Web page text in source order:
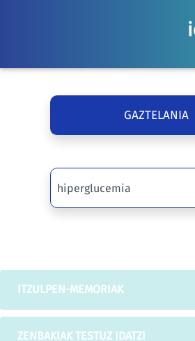
GAZTELANIA
ITZULPEN-MEMORIAK
ZENBAKIAK TESTUZ IDATZI